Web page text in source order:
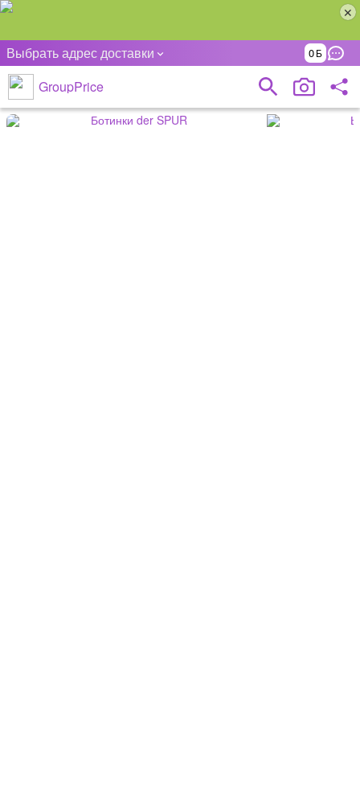
Выбрать адрес доставки 0
GroupPrice